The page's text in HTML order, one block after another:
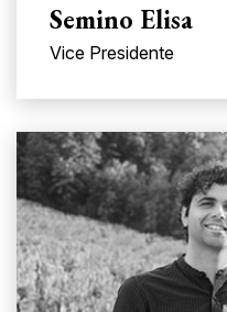
Semino Elisa
Vice Presidente